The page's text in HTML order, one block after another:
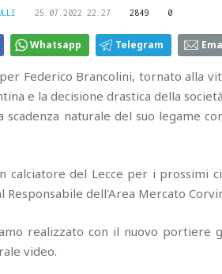
25.07.2022 22:27 2849 0
Whatsapp Telegram
Federico Brancolini, tornato alla
e la decisione drastica della
naturale del suo legame
calciatore del Lecce per i prossimi
dell'Area Mercato
realizzato con il nuovo portiere
video.